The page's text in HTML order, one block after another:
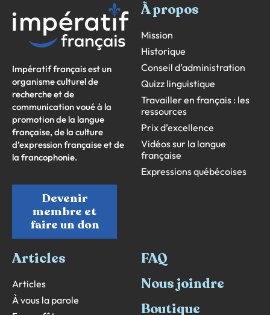
Impératif français est un
organisme culturel de
recherche et de
communication voué à la
promotion de la langue
française, de la culture
d’expression française et de
la francophonie.
Devenir
membre et
faire un don
À propos
Mission
Historique
Conseil d’administration
Quizz linguistique
Travailler en français : les
ressources
Prix d’excellence
Vidéos sur la langue
française
Expressions québécoises
Articles
Articles
À vous la parole
FAQ
Nous joindre
Boutique